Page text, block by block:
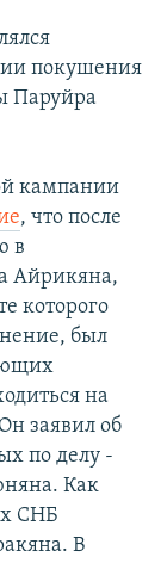
покушения
Паруйра
кампании
, что после
в
Айрикяна,
которого
был
на
заявил об
по делу -
Как
СНБ
В